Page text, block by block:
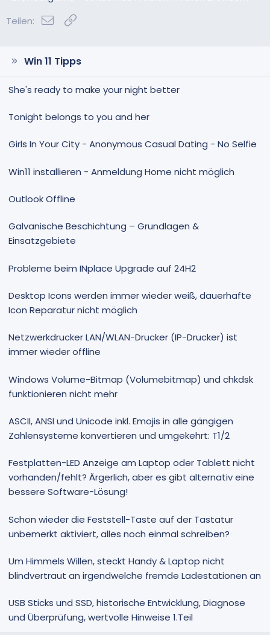
Teilen:
E-Mail
Win 11 Tipps
She's ready to make your night better
Tonight belongs to you and her
Girls In Your City - Anonymous Casual Dating - No Selfie
Win11 installieren - Anmeldung Home nicht möglich
Outlook Offline
Galvanische Beschichtung – Grundlagen &
Einsatzgebiete
Probleme beim INplace Upgrade auf 24H2
Desktop Icons werden immer wieder weiß, dauerhafte
Icon Reparatur nicht möglich
Netzwerkdrucker LAN/WLAN-Drucker (IP-Drucker) ist
immer wieder offline
Windows Volume-Bitmap (Volumebitmap) und chkdsk
funktionieren nicht mehr
ASCII, ANSI und Unicode inkl. Emojis in alle gängigen
Zahlensysteme konvertieren und umgekehrt: T1/2
Festplatten-LED Anzeige am Laptop oder Tablett nicht
vorhanden/fehlt? Ärgerlich, aber es gibt alternativ eine
bessere Software-Lösung!
Schon wieder die Feststell-Taste auf der Tastatur
unbemerkt aktiviert, alles noch einmal schreiben?
Um Himmels Willen, steckt Handy & Laptop nicht
blindvertraut an irgendwelche fremde Ladestationen an
USB Sticks und SSD, historische Entwicklung, Diagnose
und Überprüfung, wertvolle Hinweise 1.Teil